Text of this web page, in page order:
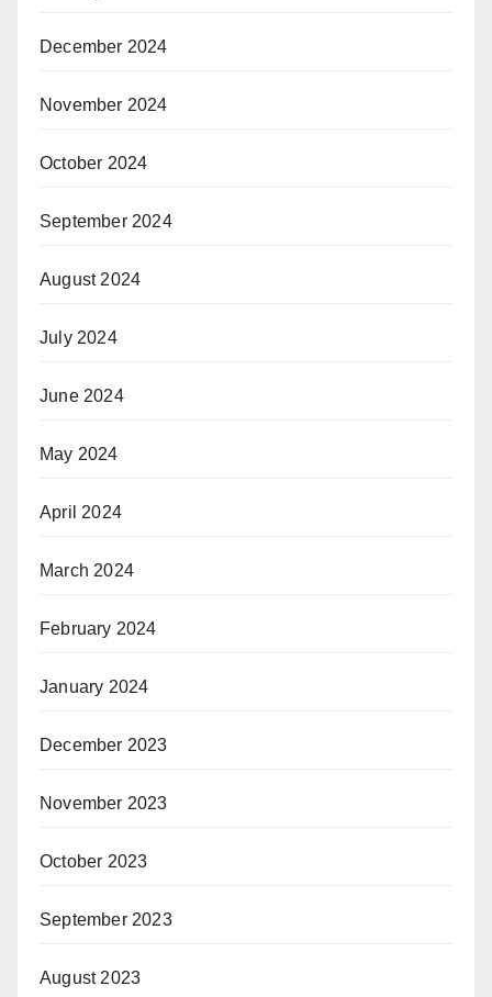
December 2024
November 2024
October 2024
September 2024
August 2024
July 2024
June 2024
May 2024
April 2024
March 2024
February 2024
January 2024
December 2023
November 2023
October 2023
September 2023
August 2023